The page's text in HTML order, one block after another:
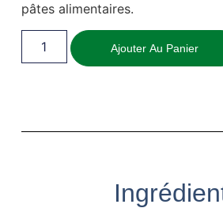
pâtes alimentaires.
Ajouter Au Panier